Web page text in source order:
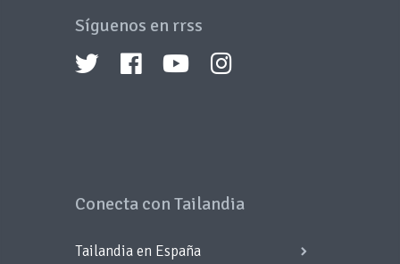
Síguenos en rrss
Conecta con Tailandia
Tailandia en España